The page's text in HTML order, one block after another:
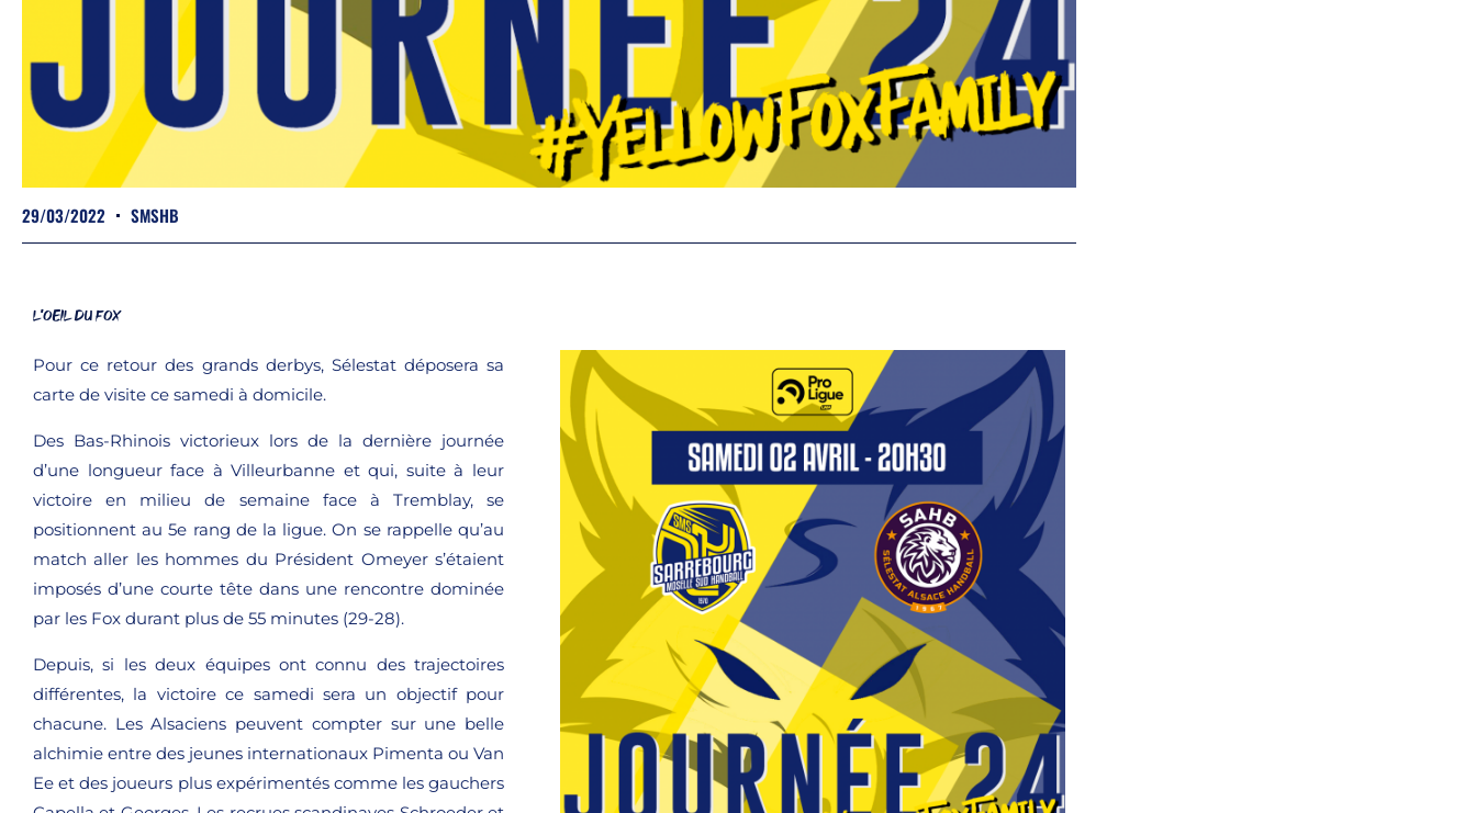
29/03/2022 SMSHB
L'OEIL DU FOX
Pour ce retour des grands derbys, Sélestat déposera sa
carte de visite ce samedi à domicile.
Des Bas-Rhinois victorieux lors de la dernière journée
d’une longueur face à Villeurbanne et qui, suite à leur
victoire en milieu de semaine face à Tremblay, se
positionnent au 5e rang de la ligue. On se rappelle qu’au
match aller les hommes du Président Omeyer s’étaient
imposés d’une courte tête dans une rencontre dominée
par les Fox durant plus de 55 minutes (29-28).
Depuis, si les deux équipes ont connu des trajectoires
différentes, la victoire ce samedi sera un objectif pour
chacune. Les Alsaciens peuvent compter sur une belle
alchimie entre des jeunes internationaux Pimenta ou Van
Ee et des joueurs plus expérimentés comme les gauchers